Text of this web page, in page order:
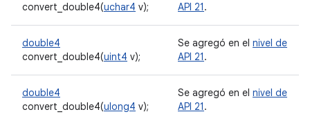
convert_double4(uchar4 v);
API 21.
double4
convert_double4(uint4 v);
Se agregó en el nivel de
API 21.
double4
convert_double4(ulong4 v);
Se agregó en el nivel de
API 21.